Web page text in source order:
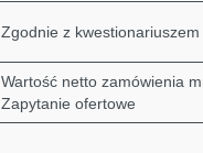
Zgodnie z
Wartość netto zamówienia
Zapytanie ofertowe